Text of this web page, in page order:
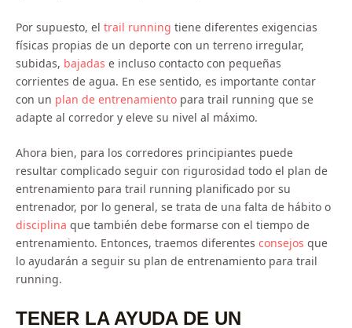
Por supuesto, el trail running tiene diferentes exigencias
físicas propias de un deporte con un terreno irregular,
subidas, bajadas e incluso contacto con pequeñas
corrientes de agua. En ese sentido, es importante contar
con un plan de entrenamiento para trail running que se
adapte al corredor y eleve su nivel al máximo.
Ahora bien, para los corredores principiantes puede
resultar complicado seguir con rigurosidad todo el plan de
entrenamiento para trail running planificado por su
entrenador, por lo general, se trata de una falta de hábito o
disciplina que también debe formarse con el tiempo de
entrenamiento. Entonces, traemos diferentes consejos que
lo ayudarán a seguir su plan de entrenamiento para trail
running.
TENER LA AYUDA DE UN